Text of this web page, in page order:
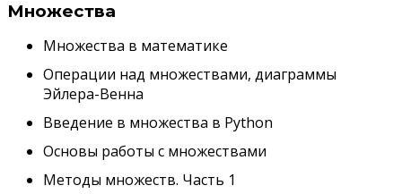
Множества
Множества в математике
Операции над множествами, диаграммы
Эйлера-Венна
Введение в множества в Python
Основы работы с множествами
Методы множеств. Часть 1